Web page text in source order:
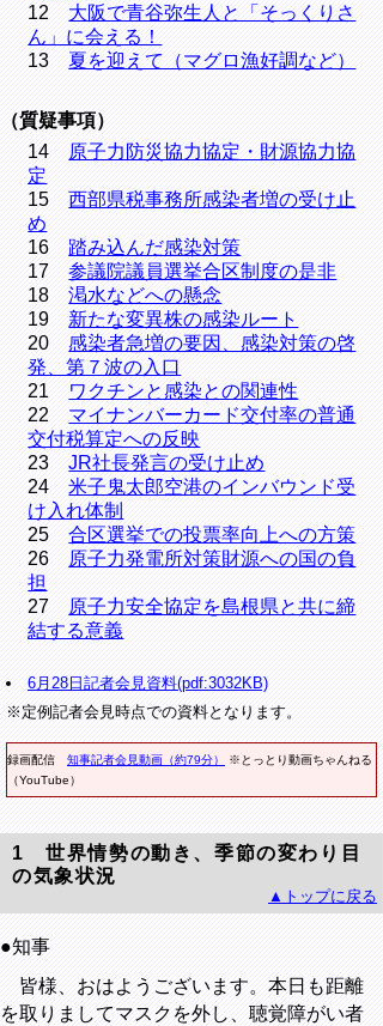
12 大阪で青谷弥生人と「そっくりさ
ん」に会える！
13 夏を迎えて（マグロ漁好調など）
（質疑事項）
14 原子力防災協力協定・財源協力協
定
15西部県税事務所感染者増の受け止
め
16 踏み込んだ感染対策
17参議院議員選挙合区制度の是非
18渇水などへの懸念
19 新たな変異株の感染ルート
20感染者急増の要因、感染対策の啓
発、第７波の入口
21 ワクチンと感染との関連性
22 マイナンバーカード交付率の普通
交付税算定への反映
23JR社長発言の受け止め
24米子鬼太郎空港のインバウンド受
け入れ体制
25合区選挙での投票率向上への方策
26 原子力発電所対策財源への国の負
担
27 原子力安全協定を島根県と共に締
結する意義
6月28日記者会見資料(pdf:3032KB)
※定例記者会見時点での資料となります。
録画配信 知事記者会見動画（約79分） ※ とっとり動画ちゃんねる
（YouTube）
1世界情勢の動き、季節の変わり目
の気象状況
▲トップに戻る
●知事
皆様、おはようございます。本日も距離
を取りましてマスクを外し、聴覚障がい者